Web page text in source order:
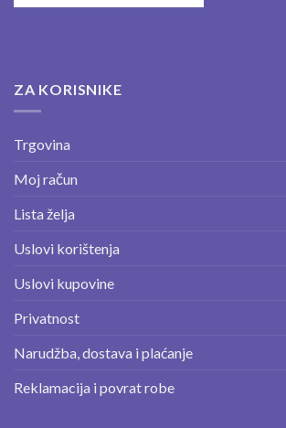
ZA KORISNIKE
Trgovina
Moj račun
Lista želja
Uslovi korištenja
Uslovi kupovine
Privatnost
Narudžba, dostava i plaćanje
Reklamacija i povrat robe